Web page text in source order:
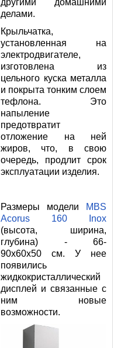
другими домашними
делами.
Крыльчатка,
установленная на
электродвигателе,
изготовлена из
цельного куска металла
и покрыта тонким слоем
тефлона. Это
напыление
предотвратит
отложение на ней
жиров, что, в свою
очередь, продлит срок
эксплуатации изделия.
Размеры модели
MBS
Acorus 160 Inox
(высота, ширина,
глубина) - 66-
90x60x50 см. У нее
появились
жидкокристаллический
дисплей и связанные с
ним новые
возможности.